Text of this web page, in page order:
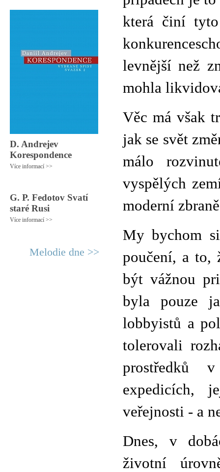
D. Andrejev
Korespondence
Více informací >>
G. P. Fedotov Svatí
staré Rusi
Více informací >>
Melodie dne >>
která činí
levnější než
mohla
Věc má však
jak se svět
málo
vyspělých
moderní
My bychom
poučení, a to,
být vážnou
byla pouze
lobbyistů a
tolerovali
prostředků
expedicích,
veřejnosti - a
Dnes, v
životní